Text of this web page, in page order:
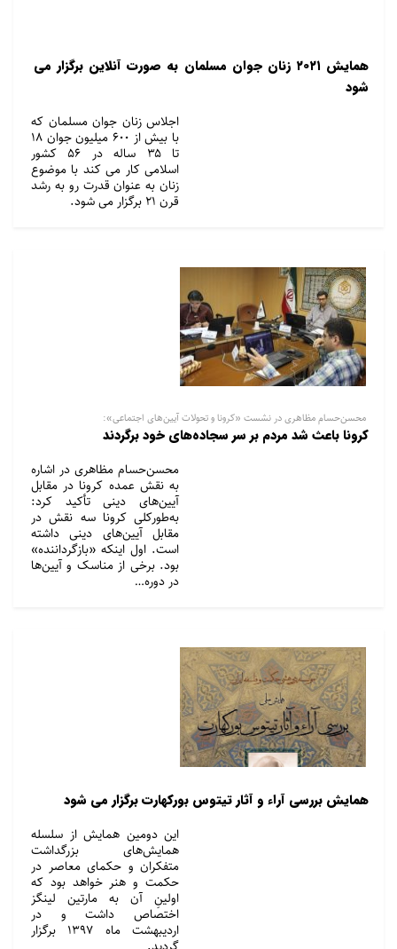
همایش ۲۰۲۱ زنان جوان مسلمان به صورت آنلاین برگزار می
شود
اجلاس زنان جوان مسلمان که
با بیش از ۶۰۰ میلیون جوان ۱۸
تا ۳۵ ساله در ۵۶ کشور
اسلامی کار می کند با موضوع
زنان به عنوان قدرت رو به رشد
قرن ۲۱ برگزار می شود.
محسن‌حسام مظاهری در نشست «کرونا و تحولات آیین‌های اجتماعی»:
کرونا باعث شد مردم بر سر سجاده‌های خود برگردند
محسن‌حسام مظاهری در اشاره
به نقش عمده کرونا در مقابل
آیین‌های دینی تأکید کرد:
به‌طورکلی کرونا سه نقش در
مقابل آیین‌های دینی داشته
است. اول اینکه «بازگرداننده»
بود. برخی از مناسک و آیین‌ها
در دوره…
همایش بررسی آراء و آثار تیتوس بورکهارت برگزار می شود
این دومین همایش از سلسله
همایش‌های بزرگداشت
متفکران و حکمای معاصر در
حکمت و هنر خواهد بود که
اولینِ آن به مارتین لینگز
اختصاص داشت و در
اردیبهشت ماه ۱۳۹۷ برگزار